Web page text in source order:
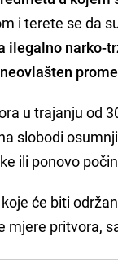
i terete se da
ilegalno narko-
u trajanju od
slobodi
ili ponovo
će biti
mjere pritvora,